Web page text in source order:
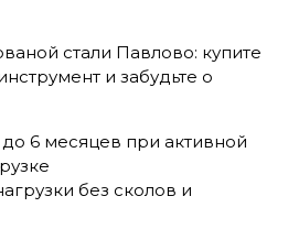
стали Павлово: купите
и забудьте о
6 месяцев при активной
без сколов и